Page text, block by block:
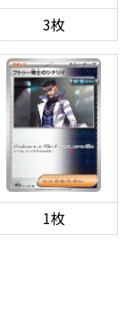
3枚
1枚